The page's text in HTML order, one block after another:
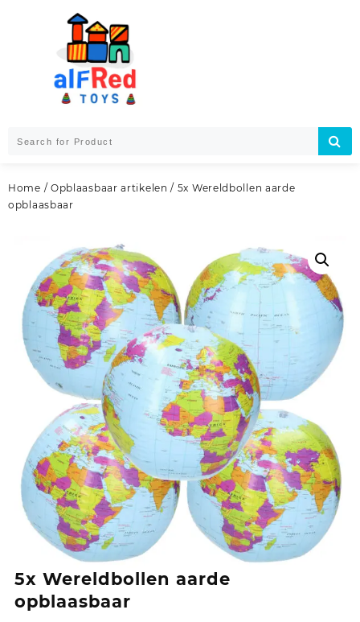
Home / Opblaasbaar artikelen / 5x Wereldbollen aarde
opblaasbaar
5x Wereldbollen aarde
opblaasbaar